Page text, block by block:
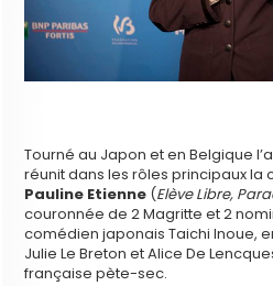
Tourné au Japon et en Belgique
réunit dans les rôles principaux
Pauline Etienne (Elève Libre,
couronnée de 2 Magritte et 2
comédien japonais Taichi Inoue,
Julie Le Breton et Alice De
française pète-sec.